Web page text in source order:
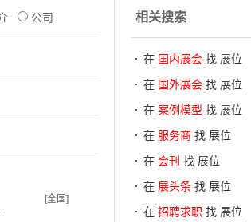
公司
[全国]
相关搜索
在 国内展会 找 展位
在 国外展会 找 展位
在 案例模型 找 展位
在 服务商 找 展位
在 会刊 找 展位
在 展头条 找 展位
在 招聘求职 找 展位